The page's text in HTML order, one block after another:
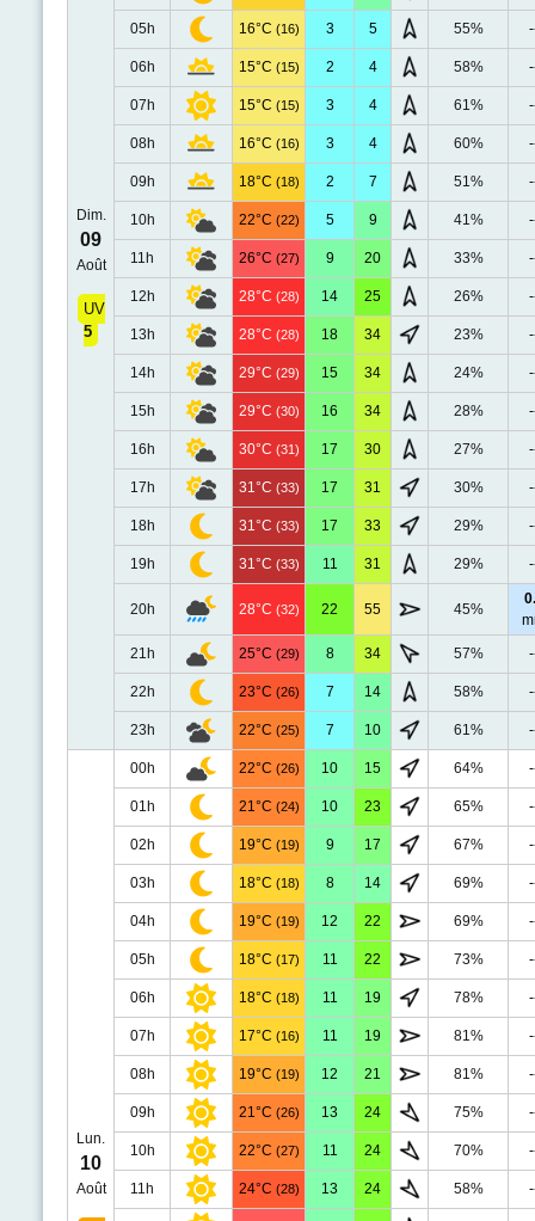
Dim.
09
Août
UV
5
05h 16°C (16) 3 5 55%
06h 15°C (15) 2 4 58%
07h 15°C (15) 3 4 61%
08h 16°C (16) 3 4 60%
09h 18°C (18) 2 7 51%
10h 22°C (22) 5 9 41%
11h 26°C (27) 9 20 33%
12h 28°C (28) 14 25 26%
13h 28°C (28) 18 34 23%
14h 29°C (29) 15 34 24%
15h 29°C (30) 16 34 28%
16h 30°C (31) 17 30 27%
17h 31°C (33) 17 31 30%
18h 31°C (33) 17 33 29%
19h 31°C (33) 11 31 29%
20h 28°C (32) 22 55 45%
21h 25°C (29) 8 34 57%
22h 23°C (26) 7 14 58%
23h 22°C (25) 7 10 61%
Lun.
10
Août
00h 22°C (26) 10 15 64%
01h 21°C (24) 10 23 65%
02h 19°C (19) 9 17 67%
03h 18°C (18) 8 14 69%
04h 19°C (19) 12 22 69%
05h 18°C (17) 11 22 73%
06h 18°C (18) 11 19 78%
07h 17°C (16) 11 19 81%
08h 19°C (19) 12 21 81%
09h 21°C (26) 13 24 75%
10h 22°C (27) 11 24 70%
11h 24°C (28) 13 24 58%